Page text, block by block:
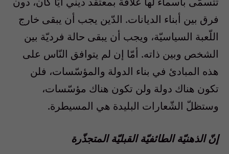
فرق بين أبناء الديانات. الدّين يجب أن يبقى خارج
اللّعبة السياسيّة، ويجب أن يبقى حالة فرديّة بين
الشخص وبين ذاته. أمّا إن لم يتوافق النّاس على
هذه المبادئ في بناء الدولة والمؤسّسات، فلن
تكون هناك دولة ولن تكون هناك مؤسّسات،
وستظلّ الشّعارات البليدة هي المسيطرة.
إنّ الذهنيّة الطائفيّة القبليّة المتجذّرة